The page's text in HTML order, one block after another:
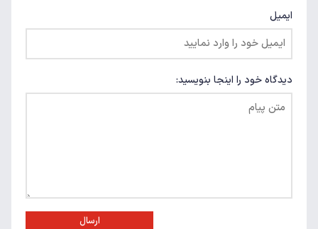
ایمیل
دیدگاه خود را اینجا بنویسید:
ارسال